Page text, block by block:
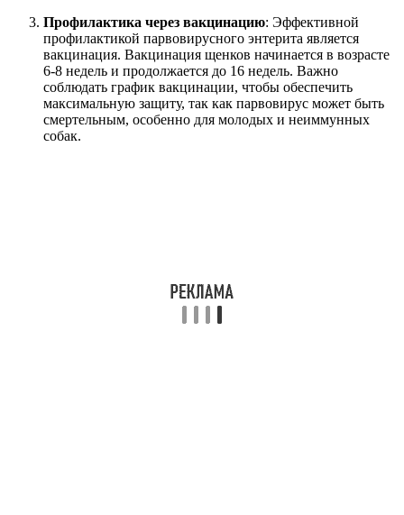
Профилактика через вакцинацию: Эффективной
профилактикой парвовирусного энтерита является
вакцинация. Вакцинация щенков начинается в возрасте
6-8 недель и продолжается до 16 недель. Важно
соблюдать график вакцинации, чтобы обеспечить
максимальную защиту, так как парвовирус может быть
смертельным, особенно для молодых и неиммунных
собак.